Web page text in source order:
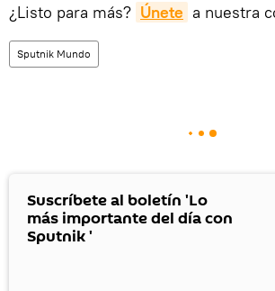
¿Listo para más? Únete a nuestra
Sputnik Mundo
Suscríbete al boletín 'Lo
más importante del día con
Sputnik '